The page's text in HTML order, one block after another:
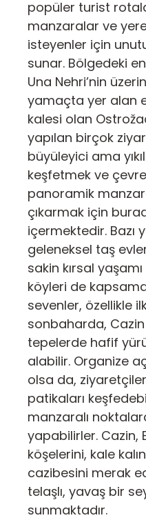
popüler turist
manzaralar ve
isteyenler için
sunar. Bölgedeki
Una Nehri’nin
yamaçta yer alan
kalesi olan
yapılan birçok
büyüleyici ama
keşfetmek ve
panoramik
çıkarmak için
içermektedir. Bazı
geleneksel taş
sakin kırsal
köyleri de
sevenler, özellikle
sonbaharda,
tepelerde hafif
alabilir. Organize
olsa da,
patikaları
manzaralı
yapabilirler. Cazin,
köşelerini, kale
cazibesini merak
telaşlı, yavaş bir
sunmaktadır.